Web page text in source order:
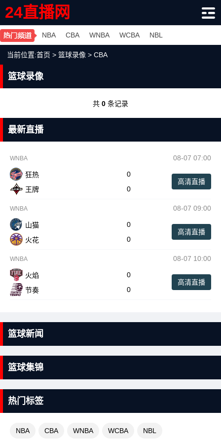
24直播网
NBA CBA WNBA WCBA NBL
当前位置:首页 > 篮球录像 > CBA
篮球录像
共 0 条记录
最新直播
WNBA 08-07 07:00
狂热
0
王牌
0
高清直播
WNBA 08-07 09:00
山猫
0
火花
0
高清直播
WNBA 08-07 10:00
火焰
0
节奏
0
高清直播
篮球新闻
篮球集锦
热门标签
NBA CBA WNBA WCBA NBL